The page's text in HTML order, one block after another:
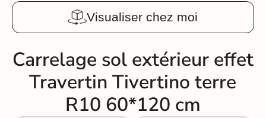
Visualiser chez moi
Carrelage sol extérieur effet
Travertin Tivertino terre
R10 60*120 cm